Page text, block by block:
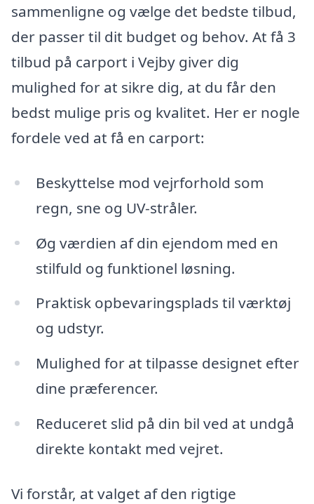
sammenligne og vælge det bedste tilbud,
der passer til dit budget og behov. At få 3
tilbud på carport i Vejby giver dig
mulighed for at sikre dig, at du får den
bedst mulige pris og kvalitet. Her er nogle
fordele ved at få en carport:
Beskyttelse mod vejrforhold som
regn, sne og UV-stråler.
Øg værdien af din ejendom med en
stilfuld og funktionel løsning.
Praktisk opbevaringsplads til værktøj
og udstyr.
Mulighed for at tilpasse designet efter
dine præferencer.
Reduceret slid på din bil ved at undgå
direkte kontakt med vejret.
Vi forstår, at valget af den rigtige